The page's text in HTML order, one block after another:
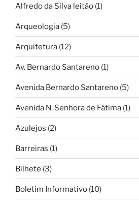
Alfredo da Silva leitão (1)
Arqueologia (5)
Arquitetura (12)
Av. Bernardo Santareno (1)
Avenida Bernardo Santareno (5)
Avenida N. Senhora de Fátima (1)
Azulejos (2)
Barreiras (1)
Bilhete (3)
Boletim Informativo (10)